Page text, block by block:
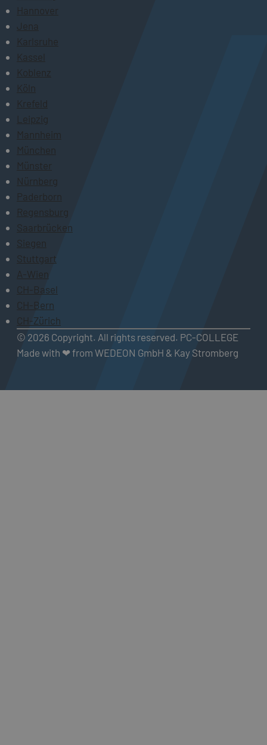
Hannover
Jena
Karlsruhe
Kassel
Koblenz
Köln
Krefeld
Leipzig
Mannheim
München
Münster
Nürnberg
Paderborn
Regensburg
Saarbrücken
Siegen
Stuttgart
A-Wien
CH-Basel
CH-Bern
CH-Zürich
© 2026 Copyright. All rights reserved. PC-COLLEGE
Made with ❤ from WEDEON GmbH & Kay Stromberg